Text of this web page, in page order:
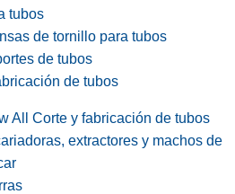
tubos
de tornillo para tubos
de tubos
de tubos
All Corte y fabricación de tubos
extractores y machos de